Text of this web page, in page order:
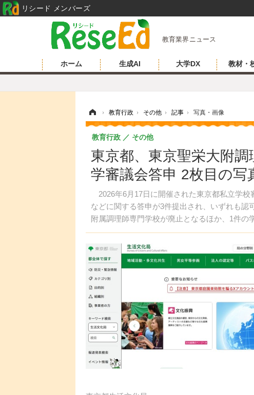
教育業界ニュース
ホーム 生成AI 大学DX 教材・
› 教育行政 › その他 › 記事 › 写真・画像
東京都、東京聖栄大附
学審議会答申 2枚目の写
2026年6月17日に開催された東京都私立学校
などに関する答申が3件提出され、いずれも
附属調理師専門学校が廃止となるほか、1件の
った。
教育行政 その他
リシード メンバーズ